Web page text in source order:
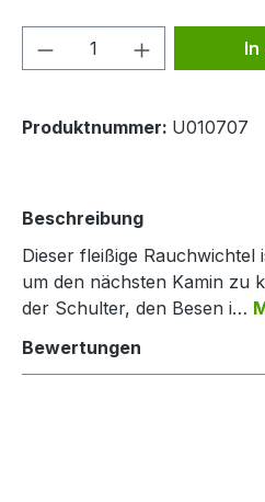
Produkt Anzahl: In
Produktnummer: U010707
Beschreibung
Dieser fleißige Rauchwichtel
um den nächsten Kamin zu
der Schulter, den Besen i…
Bewertungen